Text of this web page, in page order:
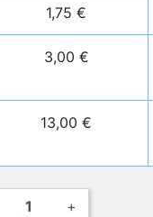
1,75 €
3,00 €
13,00 €
+